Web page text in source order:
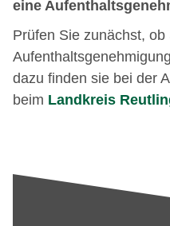
eine
Prüfen Sie zunächst, ob
dazu finden sie bei der
beim Landkreis